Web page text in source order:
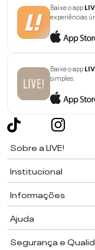
Baixe o app
experiências
Baixe o app
simples.
Sobre a LIVE!
Institucional
Informações
Ajuda
Segurança e